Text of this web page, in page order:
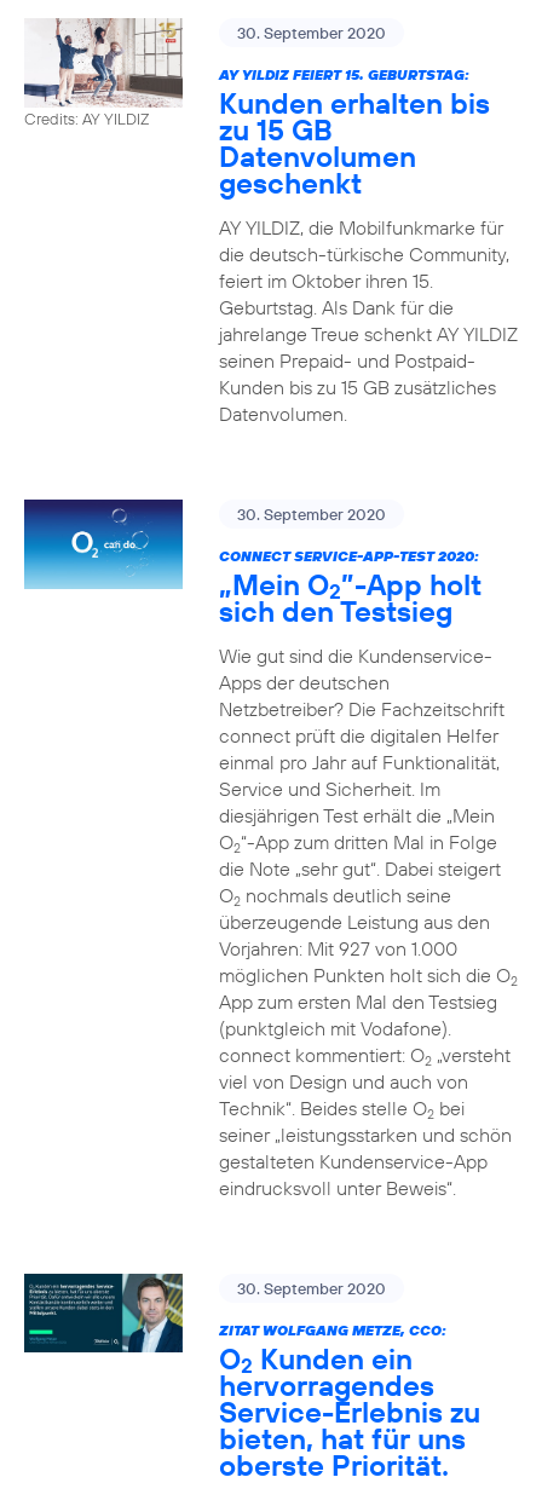
Credits: AY YILDIZ
30. September 2020
AY YILDIZ FEIERT 15. GEBURTSTAG:
Kunden erhalten bis
zu 15 GB
Datenvolumen
geschenkt
AY YILDIZ, die Mobilfunkmarke für
die deutsch-türkische Community,
feiert im Oktober ihren 15.
Geburtstag. Als Dank für die
jahrelange Treue schenkt AY YILDIZ
seinen Prepaid- und Postpaid-
Kunden bis zu 15 GB zusätzliches
Datenvolumen.
30. September 2020
CONNECT SERVICE-APP-TEST 2020:
„Mein O2”-App holt
sich den Testsieg
Wie gut sind die Kundenservice-
Apps der deutschen
Netzbetreiber? Die Fachzeitschrift
connect prüft die digitalen Helfer
einmal pro Jahr auf Funktionalität,
Service und Sicherheit. Im
diesjährigen Test erhält die „Mein
O2“-App zum dritten Mal in Folge
die Note „sehr gut“. Dabei steigert
O2nochmals deutlich seine
überzeugende Leistung aus den
Vorjahren: Mit 927 von 1.000
möglichen Punkten holt sich die O2
App zum ersten Mal den Testsieg
(punktgleich mit Vodafone).
connect kommentiert: O2„versteht
viel von Design und auch von
Technik“. Beides stelle O2bei
seiner „leistungsstarken und schön
gestalteten Kundenservice-App
eindrucksvoll unter Beweis“.
30. September 2020
ZITAT WOLFGANG METZE, CCO:
O2 Kunden ein
hervorragendes
Service-Erlebnis zu
bieten, hat für uns
oberste Priorität.